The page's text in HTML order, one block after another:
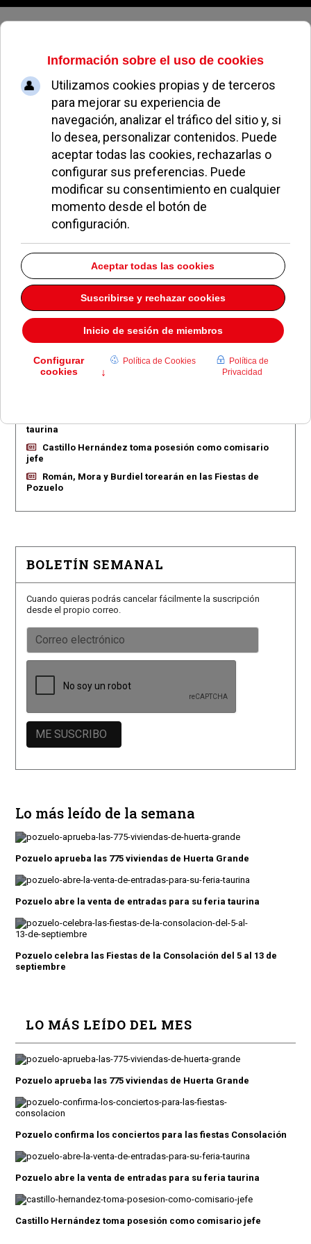
Jueves, 06 de agosto de 2026
Silvia Mateo Rueda
Dirección: AVDA. EUROPA 13
Pozuelo de Alarcón
Madrid
28224
Teléfono: 917155896
Descargar la información como:
EN PORTADA
Pozuelo aprueba las 775 viviendas de Huerta Grande
taurina
Castillo Hernández toma posesión como comisario
jefe
Román, Mora y Burdiel torearán en las Fiestas de
Pozuelo
BOLETÍN SEMANAL
Cuando quieras podrás cancelar fácilmente la suscripción
desde el propio correo.
Lo más leído de la semana
Pozuelo aprueba las 775 viviendas de Huerta Grande
Pozuelo abre la venta de entradas para su feria taurina
Pozuelo celebra las Fiestas de la Consolación del 5 al 13 de
septiembre
LO MÁS LEÍDO DEL MES
Pozuelo aprueba las 775 viviendas de Huerta Grande
Pozuelo confirma los conciertos para las fiestas Consolación
Pozuelo abre la venta de entradas para su feria taurina
Castillo Hernández toma posesión como comisario jefe